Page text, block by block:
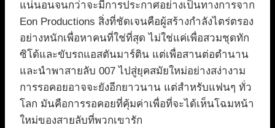
แน่นอนจนกว่าจะมีการประกาศอย่างเป็นทางการจาก
Eon Productions สิ่งที่ชัดเจนคือผู้สร้างกำลังไตร่ตรอง
อย่างหนักเพื่อหาคนที่ใช่ที่สุด ไม่ใช่แค่เพื่อสวมชุดทัก
ซิโด้และขับรถแอสตันมาร์ติน แต่เพื่อสานต่อตำนาน
และนำพาสายลับ 007 ไปสู่ยุคสมัยใหม่อย่างสง่างาม
การรอคอยอาจจะยังอีกยาวนาน แต่สำหรับแฟนๆ ทั่ว
โลก มันคือการรอคอยที่คุ้มค่าเพื่อที่จะได้เห็นโฉมหน้า
ใหม่ของสายลับที่พวกเขารัก